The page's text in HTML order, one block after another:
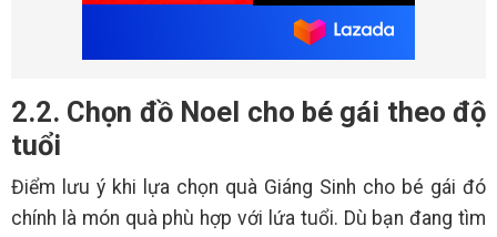
2.2. Chọn đồ Noel cho bé gái theo độ
tuổi
Điểm lưu ý khi lựa chọn quà Giáng Sinh cho bé gái đó
chính là món quà phù hợp với lứa tuổi. Dù bạn đang tìm